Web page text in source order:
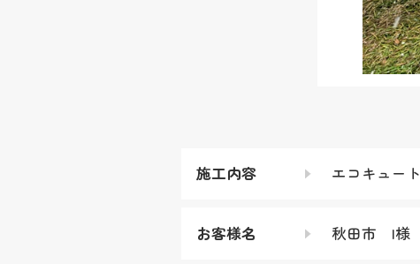
施工内容 エコキュート
お客様名 秋田市 I様